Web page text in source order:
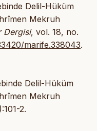
Delil-Hüküm
Mekruh
Dergisi, vol. 18, no.
marife.338043.
Delil-Hüküm
Mekruh
2.